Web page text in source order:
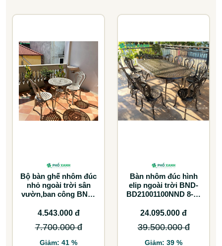
Bộ bàn ghế nhôm đúc
nhỏ ngoài trời sân
vườn,ban công BND-
4.543.000 đ
7.700.000 đ
Giảm: 41 %
Bàn nhôm đúc hình
elip ngoài trời BND-
BD21001100NND 8-10
cho không gian lớn
24.095.000 đ
39.500.000 đ
Giảm: 39 %